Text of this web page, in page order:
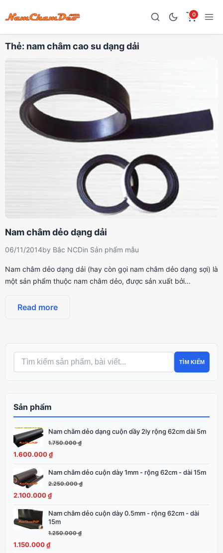
0
Thẻ: nam châm cao su dạng dải
Nam châm dẻo dạng dải
06/11/2014by Bắc NCDin Sản phẩm mẫu
Nam châm dẻo dạng dải (hay còn gọi nam châm dẻo dạng sợi) là
một sản phẩm thuộc nam châm dẻo, được sản xuất bởi…
Read more
TÌM KIẾM
Sản phẩm
Nam châm dẻo dạng cuộn dầy 2ly rộng 62cm dài 5m
1.750.000₫
Giá
gốc
là:
1.600.000₫
Giá
hiện
tại
1.600.000 ₫.Nam châm dẻo cuộn dày 1mm - rộng 62cm - dài 15m
2.250.000₫
Giá
gốc
là:
2.100.000₫
Giá
hiện
tại
2.100.000 ₫.Nam châm dẻo cuộn dày 0.5mm - rộng 62cm - dài
15m
1.250.000₫
Giá
gốc
1.250.000 ₫.
1.150.000₫
Giá
hiện
là: